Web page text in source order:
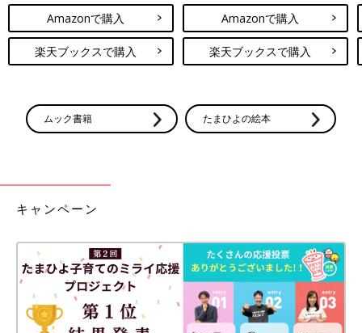
Amazonで購入
楽天ブックスで購入
Amazonで購入
楽天ブックスで購入
ムック書籍 たまひよの絵本
キャンペーン